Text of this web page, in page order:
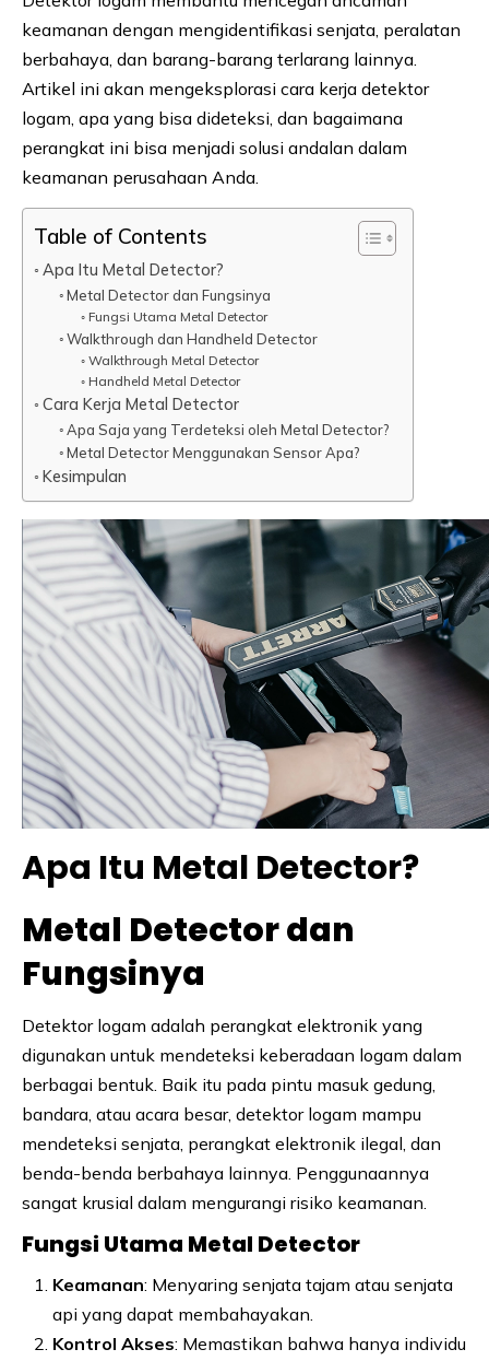
keamanan dengan mengidentifikasi senjata, peralatan
berbahaya, dan barang-barang terlarang lainnya.
Artikel ini akan mengeksplorasi cara kerja detektor
logam, apa yang bisa dideteksi, dan bagaimana
perangkat ini bisa menjadi solusi andalan dalam
keamanan perusahaan Anda.
Table of Contents
Apa Itu Metal Detector?
Metal Detector dan Fungsinya
Fungsi Utama Metal Detector
Walkthrough dan Handheld Detector
Walkthrough Metal Detector
Handheld Metal Detector
Cara Kerja Metal Detector
Apa Saja yang Terdeteksi oleh Metal Detector?
Metal Detector Menggunakan Sensor Apa?
Kesimpulan
Apa Itu Metal Detector?
Metal Detector dan
Fungsinya
Detektor logam adalah perangkat elektronik yang
digunakan untuk mendeteksi keberadaan logam dalam
berbagai bentuk. Baik itu pada pintu masuk gedung,
bandara, atau acara besar, detektor logam mampu
mendeteksi senjata, perangkat elektronik ilegal, dan
benda-benda berbahaya lainnya. Penggunaannya
sangat krusial dalam mengurangi risiko keamanan.
Fungsi Utama Metal Detector
Keamanan: Menyaring senjata tajam atau senjata
api yang dapat membahayakan.
Kontrol Akses: Memastikan bahwa hanya individu